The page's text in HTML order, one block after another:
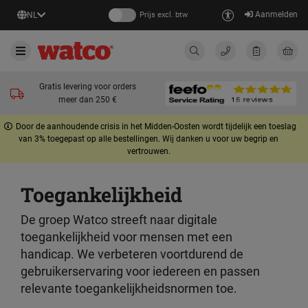
NL Prijs excl. btw Aanmelden
Gratis levering voor orders
meer dan 250 €
Door de aanhoudende crisis in het Midden-Oosten wordt tijdelijk een toeslag
van 3% toegepast op alle bestellingen. Wij danken u voor uw begrip en
vertrouwen.
Toegankelijkheid
De groep Watco streeft naar digitale
toegankelijkheid voor mensen met een
handicap. We verbeteren voortdurend de
gebruikerservaring voor iedereen en passen
relevante toegankelijkheidsnormen toe.